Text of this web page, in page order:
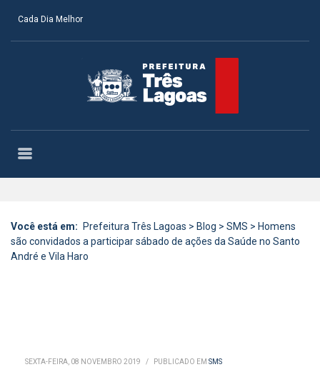
Cada Dia Melhor
Você está em: Prefeitura Três Lagoas > Blog > SMS > Homens
são convidados a participar sábado de ações da Saúde no Santo
André e Vila Haro
SEXTA-FEIRA, 08 NOVEMBRO 2019 / PUBLICADO EM SMS